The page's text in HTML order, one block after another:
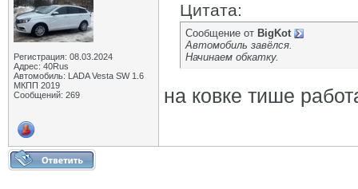
Регистрация: 08.03.2024
Адрес: 40Rus
Автомобиль: LADA Vesta SW 1.6
МКПП 2019
Сообщений: 269
Цитата:
Сообщение от BigKot
Автомобиль завёлся.
Начинаем обкатку.
на ковке тише